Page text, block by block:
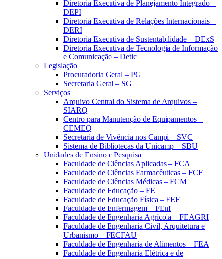
Diretoria Executiva de Planejamento Integrado –
DEPI
Diretoria Executiva de Relações Internacionais –
DERI
Diretoria Executiva de Sustentabilidade – DExS
Diretoria Executiva de Tecnologia de Informação
e Comunicação – Detic
Legislação
Procuradoria Geral – PG
Secretaria Geral – SG
Serviços
Arquivo Central do Sistema de Arquivos –
SIARQ
Centro para Manutenção de Equipamentos –
CEMEQ
Secretaria de Vivência nos Campi – SVC
Sistema de Bibliotecas da Unicamp – SBU
Unidades de Ensino e Pesquisa
Faculdade de Ciências Aplicadas – FCA
Faculdade de Ciências Farmacêuticas – FCF
Faculdade de Ciências Médicas – FCM
Faculdade de Educação – FE
Faculdade de Educação Física – FEF
Faculdade de Enfermagem – FEnf
Faculdade de Engenharia Agrícola – FEAGRI
Faculdade de Engenharia Civil, Arquitetura e
Urbanismo – FECFAU
Faculdade de Engenharia de Alimentos – FEA
Faculdade de Engenharia Elétrica e de